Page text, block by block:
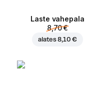
Laste vahepala
8,70 €
alates8,10 €